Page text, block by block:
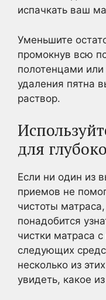
испачкать ваш
Уменьшите
промокнув всю
полотенцами
удаления пятна
раствор.
для
Если ни один из
приемов не
чистоты
понадобится
чистки матраса
следующих
несколько из
увидеть, какое